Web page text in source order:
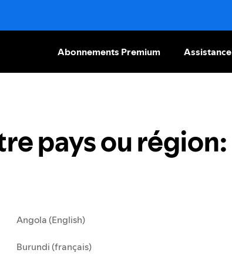
Abonnements Premium Assistance
pays ou région:
Angola (English)
Burundi (français)